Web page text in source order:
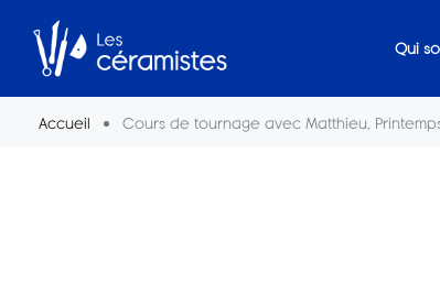
Qui
Accueil Cours de tournage avec Matthieu, Printemps